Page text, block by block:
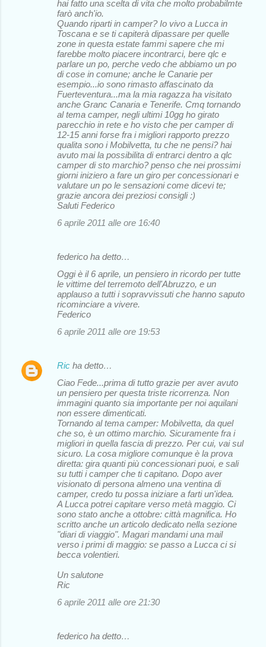
hai fatto una scelta di vita che molto probabilmte
farò anch'io.
Quando riparti in camper? Io vivo a Lucca in
Toscana e se ti capiterà dipassare per quelle
zone in questa estate fammi sapere che mi
farebbe molto piacere incontrarci, bere qlc e
parlare un po, perche vedo che abbiamo un po
di cose in comune; anche le Canarie per
esempio...io sono rimasto affascinato da
Fuerteventura...ma la mia ragazza ha visitato
anche Granc Canaria e Tenerife. Cmq tornando
al tema camper, negli ultimi 10gg ho girato
parecchio in rete e ho visto che per camper di
12-15 anni forse fra i migliori rapporto prezzo
qualita sono i Mobilvetta, tu che ne pensi? hai
avuto mai la possibilita di entrarci dentro a qlc
camper di sto marchio? penso che nei prossimi
giorni iniziero a fare un giro per concessionari e
valutare un po le sensazioni come dicevi te;
grazie ancora dei preziosi consigli :)
Saluti Federico
6 aprile 2011 alle ore 16:40
federico ha detto…
Oggi è il 6 aprile, un pensiero in ricordo per tutte
le vittime del terremoto dell'Abruzzo, e un
applauso a tutti i sopravvissuti che hanno saputo
ricominciare a vivere.
Federico
6 aprile 2011 alle ore 19:53
Ric ha detto…
Ciao Fede...prima di tutto grazie per aver avuto
un pensiero per questa triste ricorrenza. Non
immagini quanto sia importante per noi aquilani
non essere dimenticati.
Tornando al tema camper: Mobilvetta, da quel
che so, è un ottimo marchio. Sicuramente fra i
migliori in quella fascia di prezzo. Per cui, vai sul
sicuro. La cosa migliore comunque è la prova
diretta: gira quanti più concessionari puoi, e sali
su tutti i camper che ti capitano. Dopo aver
visionato di persona almeno una ventina di
camper, credo tu possa iniziare a farti un'idea.
A Lucca potrei capitare verso metà maggio. Ci
sono stato anche a ottobre: città magnifica. Ho
scritto anche un articolo dedicato nella sezione
"diari di viaggio". Magari mandami una mail
verso i primi di maggio: se passo a Lucca ci si
becca volentieri.
Un salutone
Ric
6 aprile 2011 alle ore 21:30
federico ha detto…